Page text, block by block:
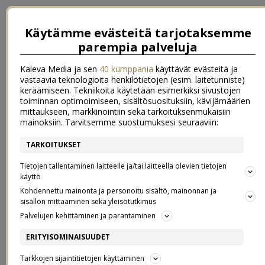
maanantain top 3
14.8.2018
Käytämme evästeitä tarjotaksemme
parempia palveluja
Kaleva Media ja sen 40 kumppania käyttävät evästeitä ja
vastaavia teknologioita henkilötietojen (esim. laitetunniste)
keräämiseen. Tekniikoita käytetään esimerkiksi sivustojen
toiminnan optimoimiseen, sisältösuosituksiin, kävijämäärien
mittaukseen, markkinointiin sekä tarkoituksenmukaisiin
mainoksiin. Tarvitsemme suostumuksesi seuraaviin:
TARKOITUKSET
Tietojen tallentaminen laitteelle ja/tai laitteella olevien tietojen
käyttö
Kohdennettu mainonta ja personoitu sisältö, mainonnan ja
sisällön mittaaminen sekä yleisötutkimus
Palvelujen kehittäminen ja parantaminen
ERITYISOMINAISUUDET
Tarkkojen sijaintitietojen käyttäminen